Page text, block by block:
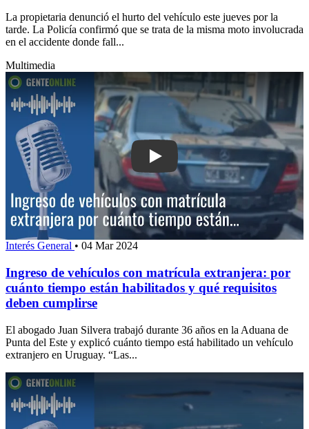
La propietaria denunció el hurto del vehículo este jueves por la
tarde. La Policía confirmó que se trata de la misma moto involucrada
en el accidente donde fall...
Multimedia
Play: Ingreso de vehículos con
Interés General • 04 Mar 2024
Ingreso de vehículos con matrícula extranjera: por
cuánto tiempo están habilitados y qué requisitos
deben cumplirse
El abogado Juan Silvera trabajó durante 36 años en la Aduana de
Punta del Este y explicó cuánto tiempo está habilitado un vehículo
extranjero en Uruguay. “Las...